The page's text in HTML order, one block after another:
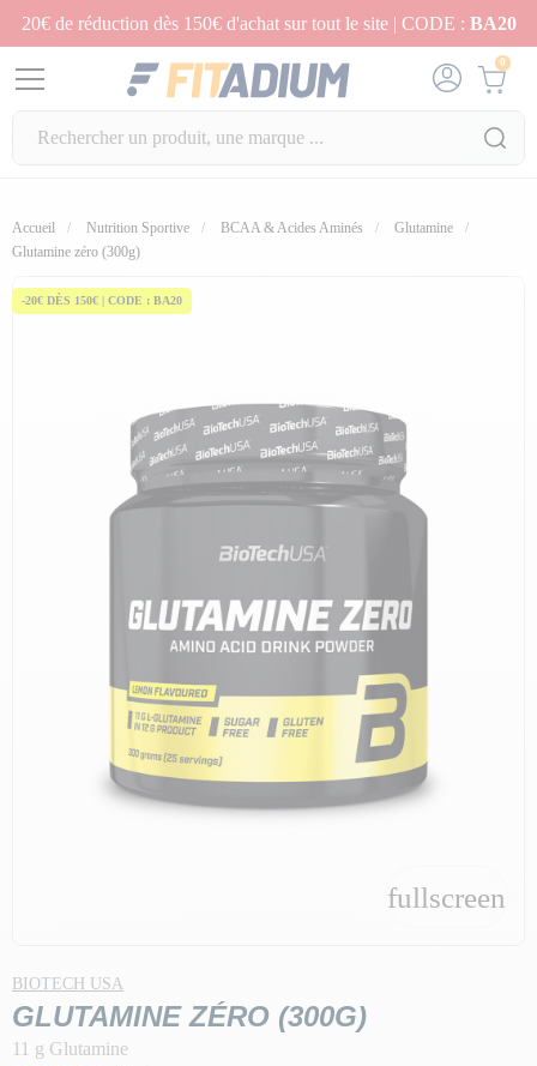
20€ de réduction dès 150€ d'achat sur tout le site | CODE : BA20
0
Accueil Nutrition Sportive BCAA & Acides Aminés
Glutamine
Glutamine zéro (300g)
-20€ DÈS 150€ | CODE : BA20
fullscreen
BIOTECH USA
GLUTAMINE ZÉRO (300G)
11 g Glutamine